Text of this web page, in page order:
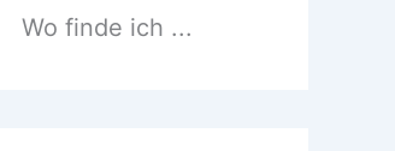
a
c
Wo finde ich ...